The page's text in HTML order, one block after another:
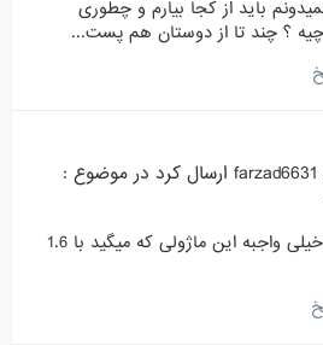
و نمیدونم باید از کجا بیارم و چطوری
؟ چند تا از دوستان هم پست...
farzad6631 ارسال کرد در موضوع :
خواهشن یکی جواب بده خیلی واجبه این ماژولی که میگید با 1.6